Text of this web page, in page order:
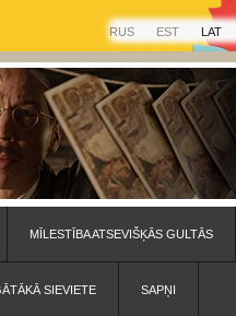
RUS EST LAT
MĪLESTĪBA ATSEVIŠĶĀS GULTĀS
SIEVIETE SAPŅI